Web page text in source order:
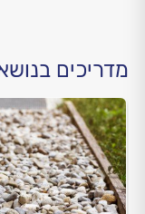
מדריכים